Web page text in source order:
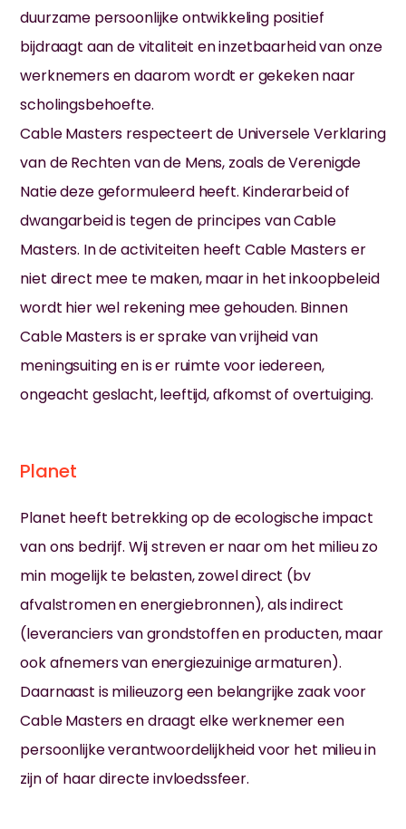
duurzame persoonlijke ontwikkeling positief
bijdraagt aan de vitaliteit en inzetbaarheid van onze
werknemers en daarom wordt er gekeken naar
scholingsbehoefte.
Cable Masters respecteert de Universele Verklaring
van de Rechten van de Mens, zoals de Verenigde
Natie deze geformuleerd heeft. Kinderarbeid of
dwangarbeid is tegen de principes van Cable
Masters. In de activiteiten heeft Cable Masters er
niet direct mee te maken, maar in het inkoopbeleid
wordt hier wel rekening mee gehouden. Binnen
Cable Masters is er sprake van vrijheid van
meningsuiting en is er ruimte voor iedereen,
ongeacht geslacht, leeftijd, afkomst of overtuiging.
Planet
Planet heeft betrekking op de ecologische impact
van ons bedrijf. Wij streven er naar om het milieu zo
min mogelijk te belasten, zowel direct (bv
afvalstromen en energiebronnen), als indirect
(leveranciers van grondstoffen en producten, maar
ook afnemers van energiezuinige armaturen).
Daarnaast is milieuzorg een belangrijke zaak voor
Cable Masters en draagt elke werknemer een
persoonlijke verantwoordelijkheid voor het milieu in
zijn of haar directe invloedssfeer.
Vraag:
wij reageren
meestal binnen
30 minuten